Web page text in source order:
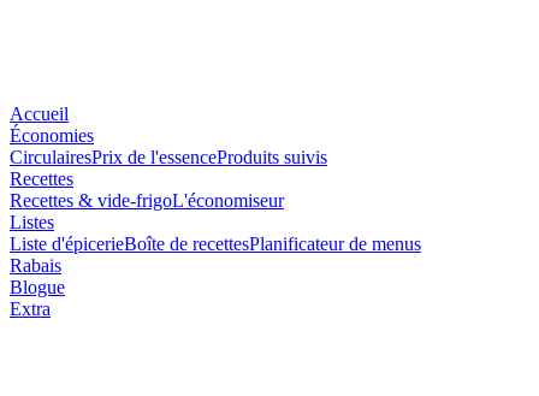
Accueil
Économies
CirculairesPrix de l'essenceProduits suivis
Recettes
Recettes & vide-frigoL'économiseur
Listes
Liste d'épicerieBoîte de recettesPlanificateur de menus
Rabais
Blogue
Extra